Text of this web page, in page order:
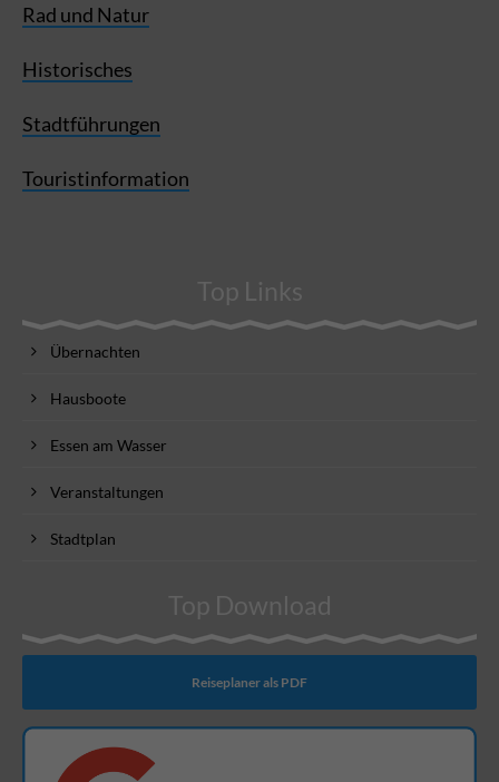
Rad und Natur
Historisches
Stadtführungen
Touristinformation
Top Links
Übernachten
Hausboote
Essen am Wasser
Veranstaltungen
Stadtplan
Top Download
Reiseplaner als PDF